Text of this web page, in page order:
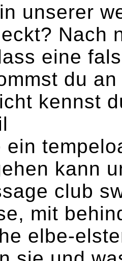
unserer
Nach
eine
du
kennst
ein
kann
club
mit
elbe-